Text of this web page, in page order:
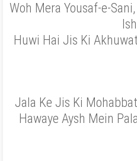
Woh Mera Yousaf-e-
Huwi Hai Jis Ki
Jala Ke Jis Ki
Hawaye Aysh Mein